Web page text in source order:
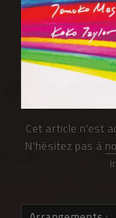
Cet article n'est
N'hésitez pas à